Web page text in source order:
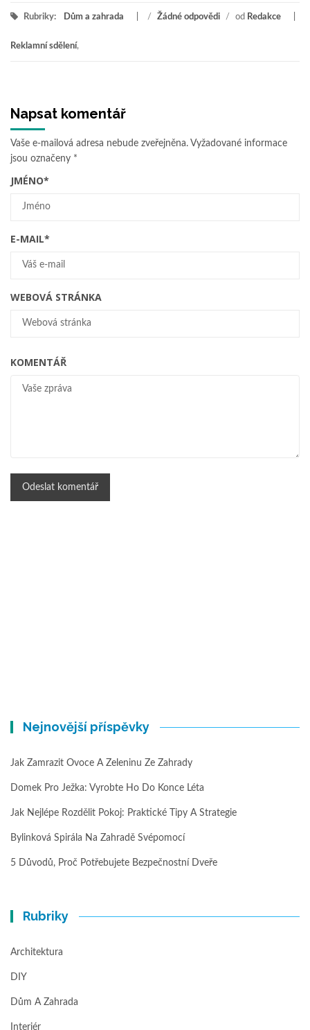
Rubriky: Dům a zahrada / Žádné odpovědi / od Redakce
Reklamní sdělení,
Napsat komentář
Vaše e-mailová adresa nebude zveřejněna. Vyžadované informace
jsou označeny *
JMÉNO*
E-MAIL*
WEBOVÁ STRÁNKA
KOMENTÁŘ
Nejnovější příspěvky
Jak Zamrazit Ovoce A Zeleninu Ze Zahrady
Domek Pro Ježka: Vyrobte Ho Do Konce Léta
Jak Nejlépe Rozdělit Pokoj: Praktické Tipy A Strategie
Bylinková Spirála Na Zahradě Svépomocí
5 Důvodů, Proč Potřebujete Bezpečnostní Dveře
Rubriky
Architektura
DIY
Dům A Zahrada
Interiér